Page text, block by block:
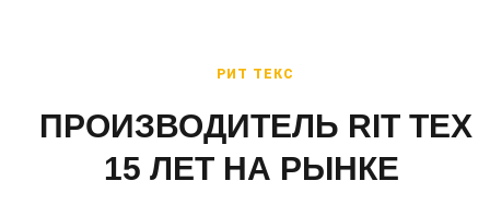
РИТ ТЕКС
ПРОИЗВОДИТЕЛЬ RIT TEX
15 ЛЕТ НА РЫНКЕ